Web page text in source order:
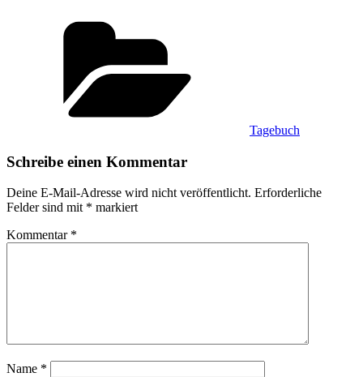
Tagebuch
Schreibe einen Kommentar
Deine E-Mail-Adresse wird nicht veröffentlicht. Erforderliche
Felder sind mit * markiert
Kommentar *
Name *